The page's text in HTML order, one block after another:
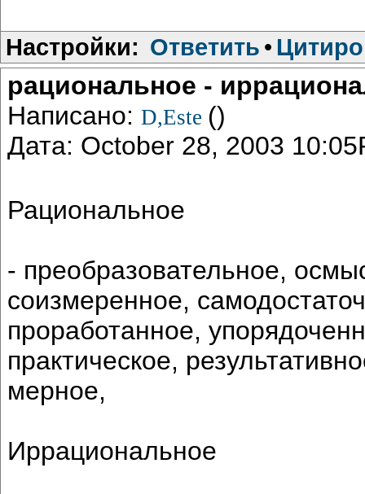
Настройки: Ответить •
рациональное -
Написано: D,Este ()
Дата: October 28, 2003
Рациональное
- преобразовательное,
соизмеренное,
проработанное,
практическое,
мерное,
Иррациональное